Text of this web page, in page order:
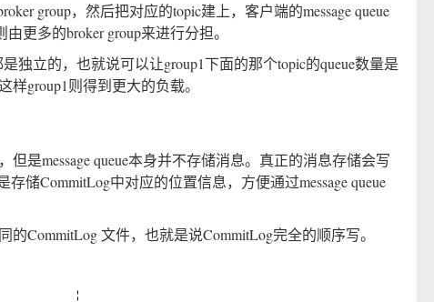
group，然后把对应的topic建上，客户端的message queue
更多的broker group来进行分担。
独立的，也就说可以让group1下面的那个topic的queue数量是
样group1则得到更大的负载。
但是message queue本身并不存储消息。真正的消息存储会写
存储CommitLog中对应的位置信息，方便通过message queue
的CommitLog 文件，也就是说CommitLog完全的顺序写。